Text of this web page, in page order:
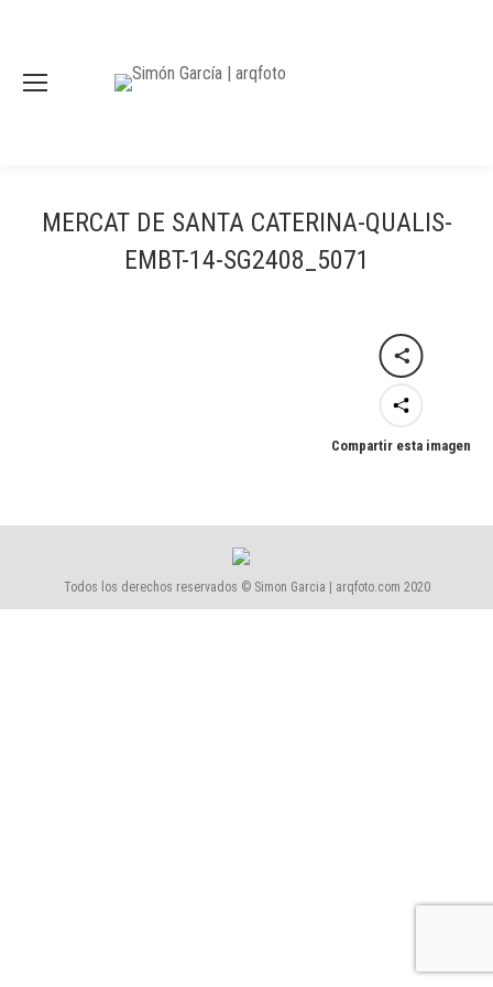
MERCAT DE SANTA CATERINA-QUALIS-
EMBT-14-SG2408_5071
Compartir esta imagen
Todos los derechos reservados © Simon Garcia | arqfoto.com 2020